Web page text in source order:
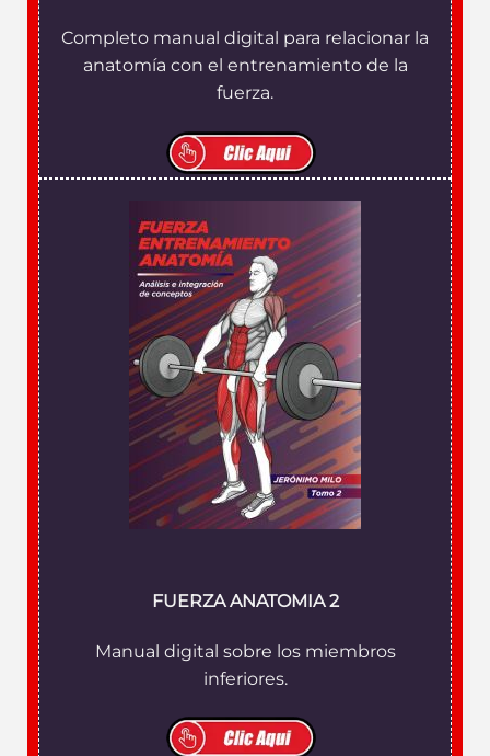
Completo manual digital para relacionar la
anatomía con el entrenamiento de la
fuerza.
FUERZA ANATOMIA 2
Manual digital sobre los miembros
inferiores.